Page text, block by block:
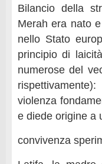
Bilancio della
Merah era nato
nello Stato
principio di
numerose del
violenza
e diede origine a
convivenza